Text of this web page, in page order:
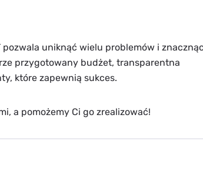
uniknąć wielu problemów i
przygotowany budżet, transparentna
które zapewnią sukces.
a pomożemy Ci go zrealizować!